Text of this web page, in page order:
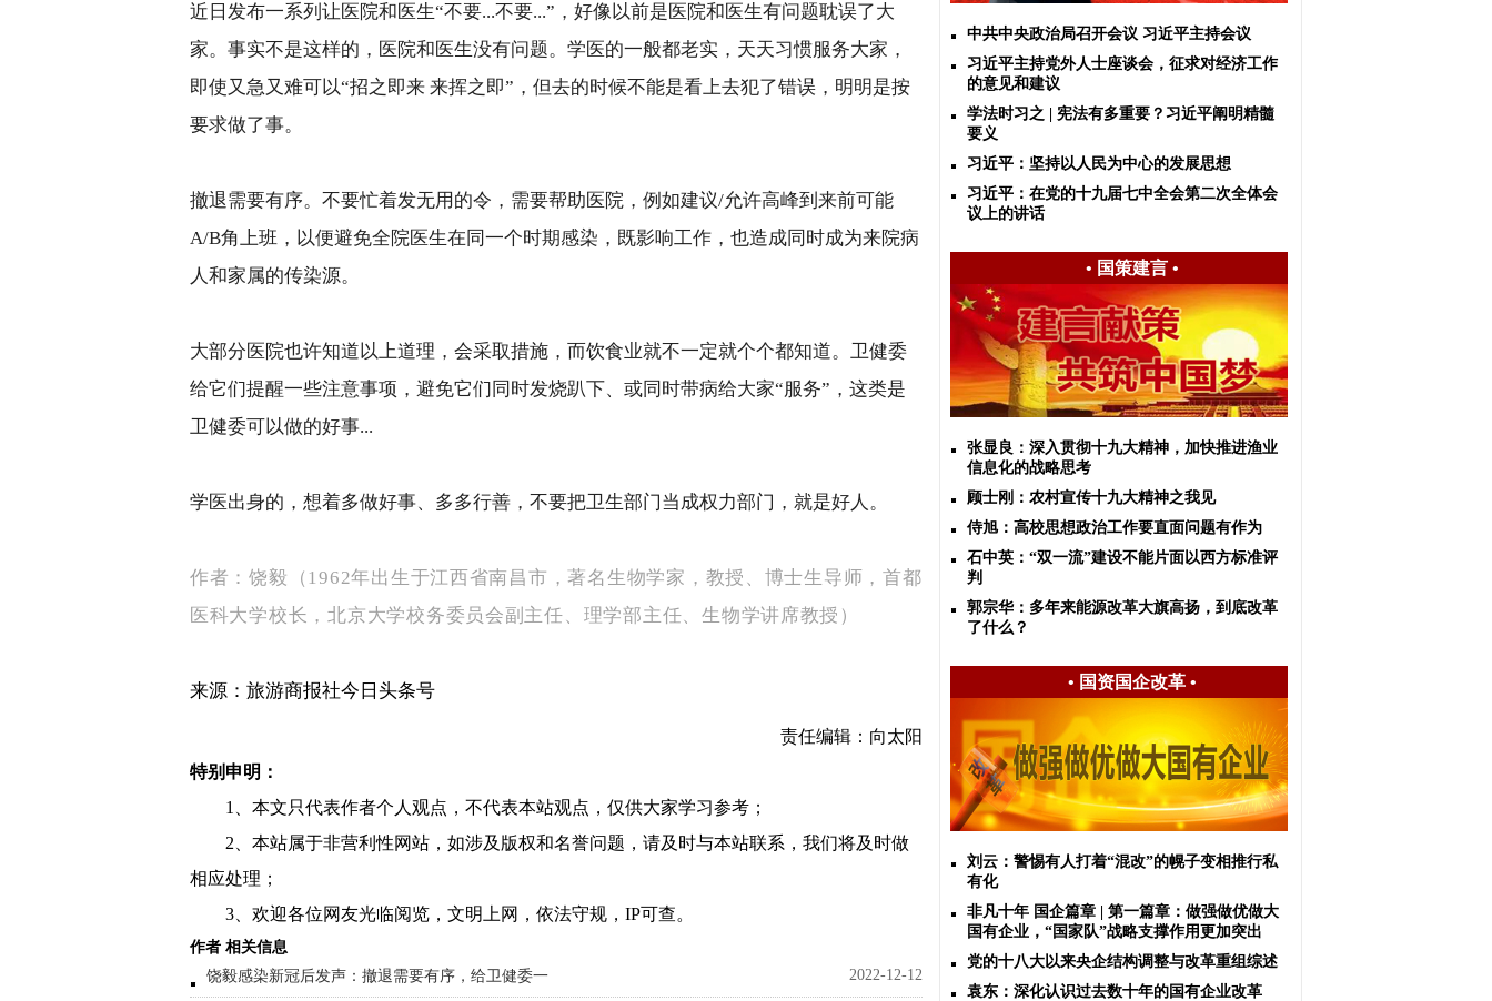
近日发布一系列让医院和医生“不要...不要...”，好像以前是医院和医生有问题耽误了大
家。事实不是这样的，医院和医生没有问题。学医的一般都老实，天天习惯服务大家，
即使又急又难可以“招之即来 来挥之即”，但去的时候不能是看上去犯了错误，明明是按
要求做了事。
撤退需要有序。不要忙着发无用的令，需要帮助医院，例如建议/允许高峰到来前可能
A/B角上班，以便避免全院医生在同一个时期感染，既影响工作，也造成同时成为来院病
人和家属的传染源。
大部分医院也许知道以上道理，会采取措施，而饮食业就不一定就个个都知道。卫健委
给它们提醒一些注意事项，避免它们同时发烧趴下、或同时带病给大家“服务”，这类是
卫健委可以做的好事...
学医出身的，想着多做好事、多多行善，不要把卫生部门当成权力部门，就是好人。
作者：饶毅（ 1962年出生于江西省南昌市，著名生物学家，教授、博士生导师，首都
医科大学校长，北京大学校务委员会副主任、理学部主任、生物学讲席教授）
来源：旅游商报社今日头条号
责任编辑：向太阳
特别申明：
1、本文只代表作者个人观点，不代表本站观点，仅供大家学习参考；
2、本站属于非营利性网站，如涉及版权和名誉问题，请及时与本站联系，我们将及时做
相应处理；
3、欢迎各位网友光临阅览，文明上网，依法守规，IP可查。
作者 相关信息
饶毅感染新冠后发声：撤退需要有序，给卫健委一
2022-12-12
中共中央政治局召开会议 习近平主持会议
习近平主持党外人士座谈会，征求对经济工作
的意见和建议
学法时习之 | 宪法有多重要？习近平阐明精髓
要义
习近平：坚持以人民为中心的发展思想
习近平：在党的十九届七中全会第二次全体会
议上的讲话
• 国策建言•
张显良：深入贯彻十九大精神，加快推进渔业
信息化的战略思考
顾士刚：农村宣传十九大精神之我见
侍旭：高校思想政治工作要直面问题有作为
石中英：“双一流”建设不能片面以西方标准评
判
郭宗华：多年来能源改革大旗高扬，到底改革
了什么？
• 国资国企改革•
刘云：警惕有人打着“混改”的幌子变相推行私
有化
非凡十年 国企篇章 | 第一篇章：做强做优做大
国有企业，“国家队”战略支撑作用更加突出
党的十八大以来央企结构调整与改革重组综述
袁东：深化认识​过去数十年的国有企业改革